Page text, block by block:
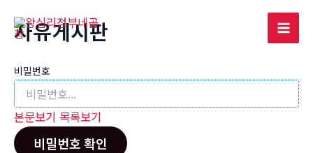
Main
자유게시판
비밀번호
본문보기 목록보기
비밀번호 확인